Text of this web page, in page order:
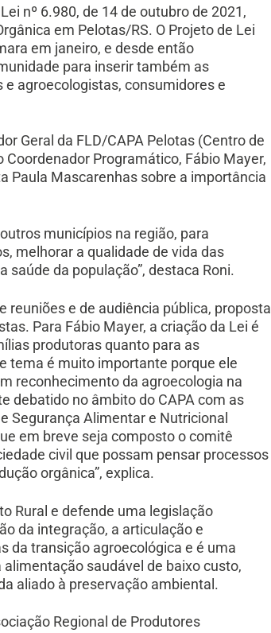
nº 6.980, de 14 de outubro de 2021,
em Pelotas/RS. O Projeto de Lei
em janeiro, e desde então
para inserir também as
agroecologistas, consumidores e
Geral da FLD/CAPA Pelotas (Centro de
Programático, Fábio Mayer,
Paula Mascarenhas sobre a importância
municípios na região, para
melhorar a qualidade de vida das
da população”, destaca Roni.
reuniões e de audiência pública, proposta
Para Fábio Mayer, a criação da Lei é
produtoras quanto para as
tema é muito importante porque ele
reconhecimento da agroecologia na
debatido no âmbito do CAPA com as
Segurança Alimentar e Nutricional
em breve seja composto o comitê
civil que possam pensar processos
orgânica”, explica.
Rural e defende uma legislação
da integração, a articulação e
da transição agroecológica e é uma
saudável de baixo custo,
aliado à preservação ambiental.
Regional de Produtores